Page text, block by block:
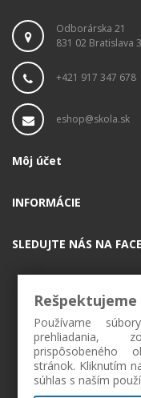
Odborárska 21
831 02 Bratislava 3
+421 917 347 678
eshop@skola.sk
Môj účet
INFORMÁCIE
SLEDUJTE NÁS NA
Používame
prehliadania,
prispôsobeného
stránok. Kliknutím
súhlas s naším